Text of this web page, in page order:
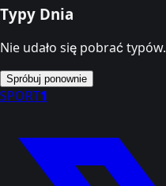
Typy Dnia
Nie udało się pobrać typów.
Spróbuj ponownie
SPORT1